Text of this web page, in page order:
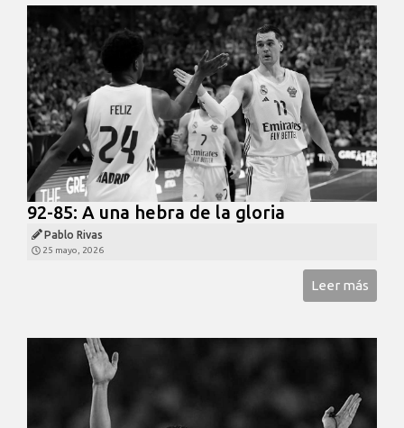
92-85: A una hebra de la gloria
Pablo Rivas
25 mayo, 2026
Leer más